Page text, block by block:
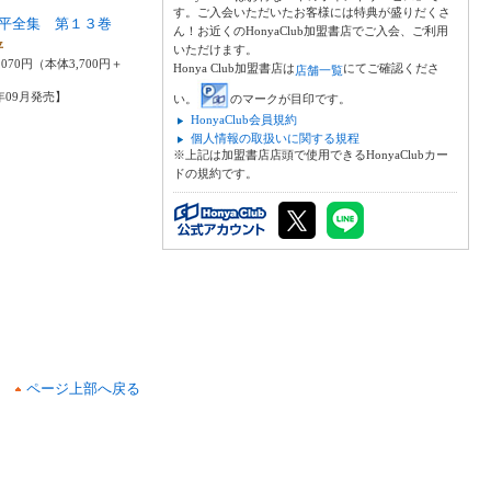
全集 第１３巻
円（本体3,700円＋
月発売】
ページ上部へ戻る
す。ご入会いただいたお客様には特典が盛りだくさ
ん！お近くのHonyaClub加盟書店でご入会、ご利用
いただけます。
Honya Club加盟書店は店舗一覧にてご確認くださ
い。
のマークが目印です。
HonyaClub会員規約
個人情報の取扱いに関する規程
※上記は加盟書店店頭で使用できるHonyaClubカー
ドの規約です。